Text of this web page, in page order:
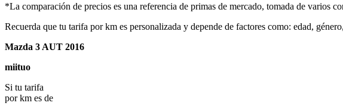
*La comparación de precios es una referencia de primas de mercado, tomada de varios
Recuerda que tu tarifa por km es personalizada y depende de factores como: edad,
Mazda 3 AUT 2016
miituo
Si tu tarifa
por km es de